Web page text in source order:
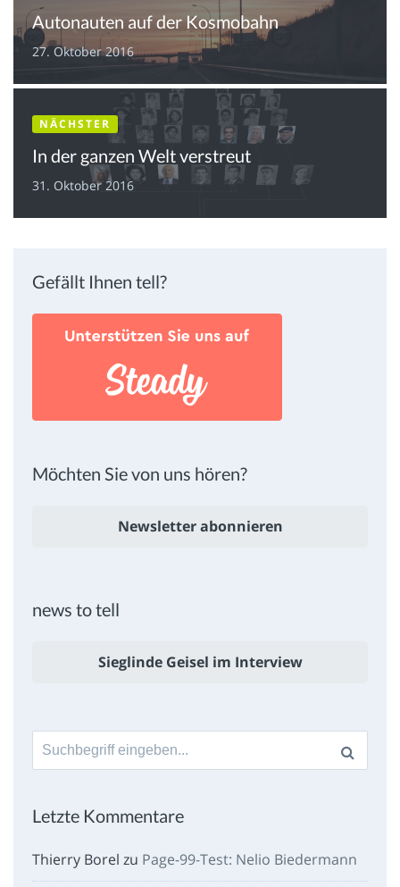
Autonauten auf der Kosmobahn
27. Oktober 2016
NÄCHSTER
In der ganzen Welt verstreut
31. Oktober 2016
Gefällt Ihnen tell?
Möchten Sie von uns hören?
Newsletter abonnieren
news to tell
Sieglinde Geisel im Interview
Suche
nach:
Letzte Kommentare
Thierry Borel zu Page-99-Test: Nelio Biedermann